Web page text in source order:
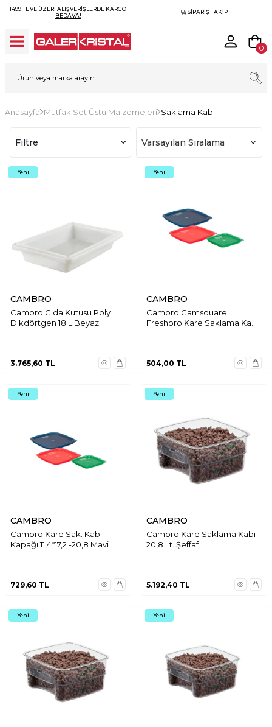
1499 TL VE ÜZERI ALIŞVERIŞLERDE KARGO
BEDAVA!
SIPARIŞ TAKIP
0
Anasayfa Mutfak Set Üstü Malzemeleri Saklama Kabı
Filtre
Yeni
CAMBRO
Cambro Gıda Kutusu Poly
Dikdörtgen 18 L Beyaz
3.765,60 TL
Yeni
CAMBRO
Cambro Camsquare
Freshpro Kare Saklama Kabı
504,00 TL
Yeni
CAMBRO
Cambro Kare Sak. Kabı
Kapağı 11,4*17,2 -20,8 Mavi
729,60 TL
Yeni
CAMBRO
Cambro Kare Saklama Kabı
20,8 Lt. Şeffaf
5.192,40 TL
Yeni Yeni